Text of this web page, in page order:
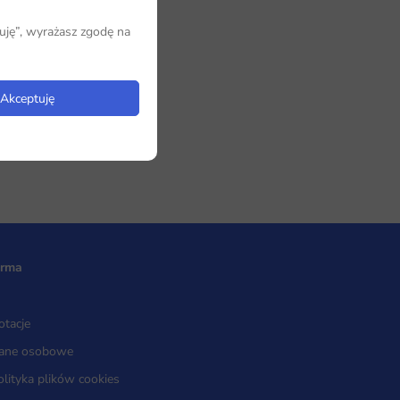
osobowe
plików cookies
wyrażasz zgodę na
Akceptuję